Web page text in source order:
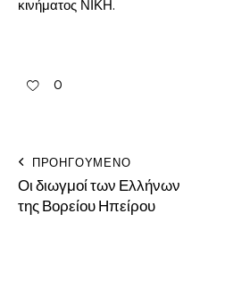
κινήματος ΝΙΚΗ.
0
ΠΡΟΗΓΟΎΜΕΝΟ
Οι διωγμοί των Ελλήνων
της Βορείου Ηπείρου